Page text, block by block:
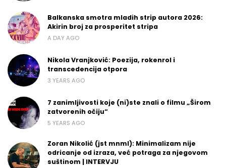
Balkanska smotra mladih strip autora 2026:
Akirin broj za prosperitet stripa
A DAY AGO
Nikola Vranjković: Poezija, rokenrol i
transcedencija otpora
3 YEARS AGO
7 zanimljivosti koje (ni)ste znali o filmu „Širom
zatvorenih očiju“
5 YEARS AGO
Zoran Nikolić (jst mnml): Minimalizam nije
odricanje od izraza, već potraga za njegovom
suštinom | INTERVJU